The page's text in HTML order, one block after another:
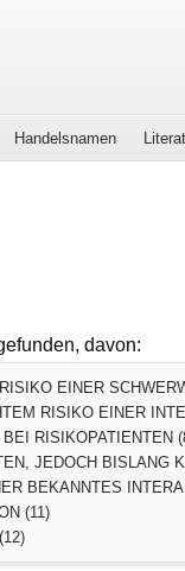
Handelsnamen
davon:
EINER
RISIKO EINER
RISIKOPATIENTEN
JEDOCH BISLANG
BEKANNTES
(11)